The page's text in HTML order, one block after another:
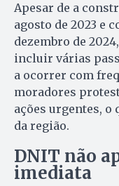
Apesar de a
agosto de 2023 e
dezembro de
incluir várias
a ocorrer com
moradores
ações urgentes,
da região.
DNIT não
imediata